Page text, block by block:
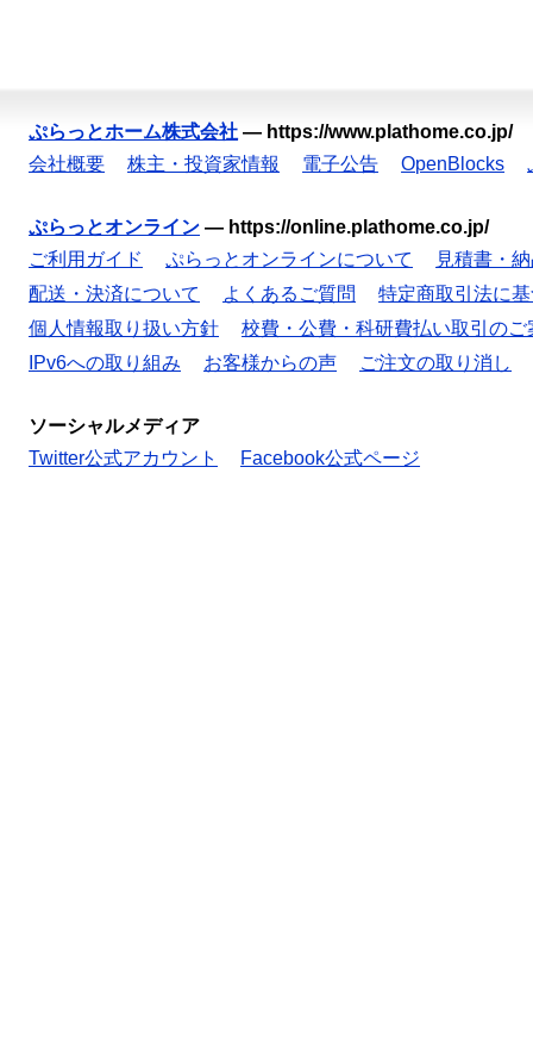
ぷらっとホーム株式会社 — https://www.plathome.co.jp/
会社概要
株主・投資家情報 電子公告 OpenBlocks
ぷらっとオンライン — https://online.plathome.co.jp/
ご利用ガイド
ぷらっとオンラインについて
見積書・
配送・決済について
よくあるご質問
特定商取引法に
個人情報取り扱い方針
校費・公費・科研費払い取引のご
IPv6への取り組み
お客様からの声 ご注文の取り消し
ソーシャルメディア
Twitter公式アカウント
Facebook公式ページ